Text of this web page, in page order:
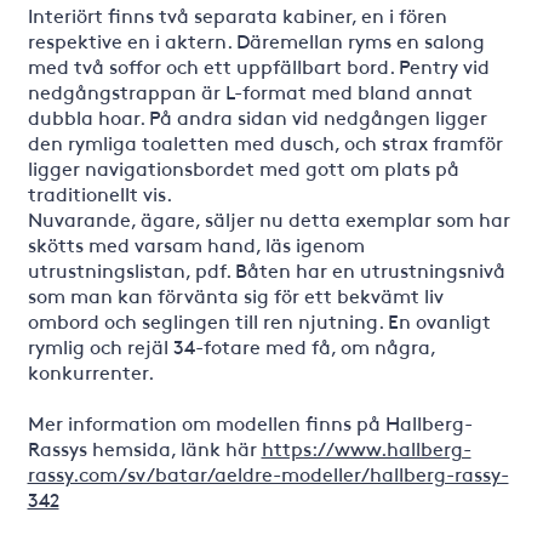
Interiört finns två separata kabiner, en i fören
respektive en i aktern. Däremellan ryms en salong
med två soffor och ett uppfällbart bord. Pentry vid
nedgångstrappan är L-format med bland annat
dubbla hoar. På andra sidan vid nedgången ligger
den rymliga toaletten med dusch, och strax framför
ligger navigationsbordet med gott om plats på
traditionellt vis.
Nuvarande, ägare, säljer nu detta exemplar som har
skötts med varsam hand, läs igenom
utrustningslistan, pdf. Båten har en utrustningsnivå
som man kan förvänta sig för ett bekvämt liv
ombord och seglingen till ren njutning. En ovanligt
rymlig och rejäl 34-fotare med få, om några,
konkurrenter.
Mer information om modellen finns på Hallberg-
Rassys hemsida, länk här https://www.hallberg-
rassy.com/sv/batar/aeldre-modeller/hallberg-rassy-
342